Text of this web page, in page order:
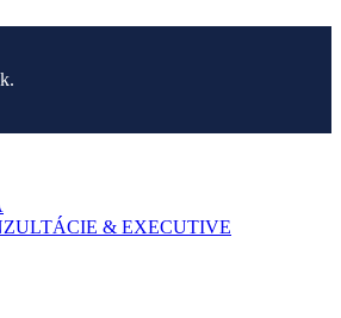
& EXECUTIVE